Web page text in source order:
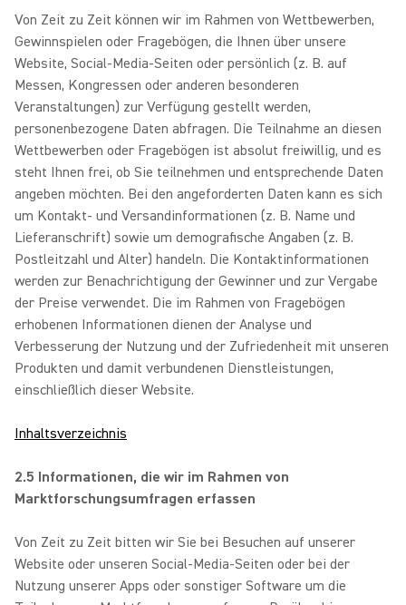
Von Zeit zu Zeit können wir im Rahmen von Wettbewerben,
Gewinnspielen oder Fragebögen, die Ihnen über unsere
Website, Social-Media-Seiten oder persönlich (z. B. auf
Messen, Kongressen oder anderen besonderen
Veranstaltungen) zur Verfügung gestellt werden,
personenbezogene Daten abfragen. Die Teilnahme an diesen
Wettbewerben oder Fragebögen ist absolut freiwillig, und es
steht Ihnen frei, ob Sie teilnehmen und entsprechende Daten
angeben möchten. Bei den angeforderten Daten kann es sich
um Kontakt- und Versandinformationen (z. B. Name und
Lieferanschrift) sowie um demografische Angaben (z. B.
Postleitzahl und Alter) handeln. Die Kontaktinformationen
werden zur Benachrichtigung der Gewinner und zur Vergabe
der Preise verwendet. Die im Rahmen von Fragebögen
erhobenen Informationen dienen der Analyse und
Verbesserung der Nutzung und der Zufriedenheit mit unseren
Produkten und damit verbundenen Dienstleistungen,
einschließlich dieser Website.
Inhaltsverzeichnis
2.5 Informationen, die wir im Rahmen von
Marktforschungsumfragen erfassen
Von Zeit zu Zeit bitten wir Sie bei Besuchen auf unserer
Website oder unseren Social-Media-Seiten oder bei der
Nutzung unserer Apps oder sonstiger Software um die